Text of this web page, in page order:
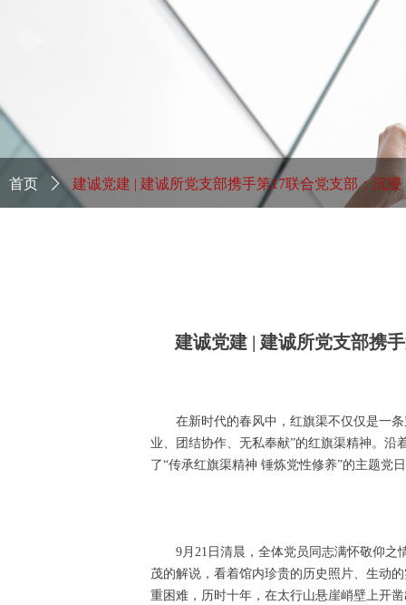
建诚党建 | 建诚所党支部携
在新时代的春风中，红旗渠不仅仅是一
业、团结协作、无私奉献”的红旗渠精神。沿
了“传承红旗渠精神 锤炼党性修养”的主题党
9月21日清晨，全体党员同志满怀敬仰
茂的解说，看着馆内珍贵的历史照片、生动
重困难，历时十年，在太行山悬崖峭壁上开
首页 ꄲ
建诚党建 | 建诚所党支部携手第17联合党支部：沉浸